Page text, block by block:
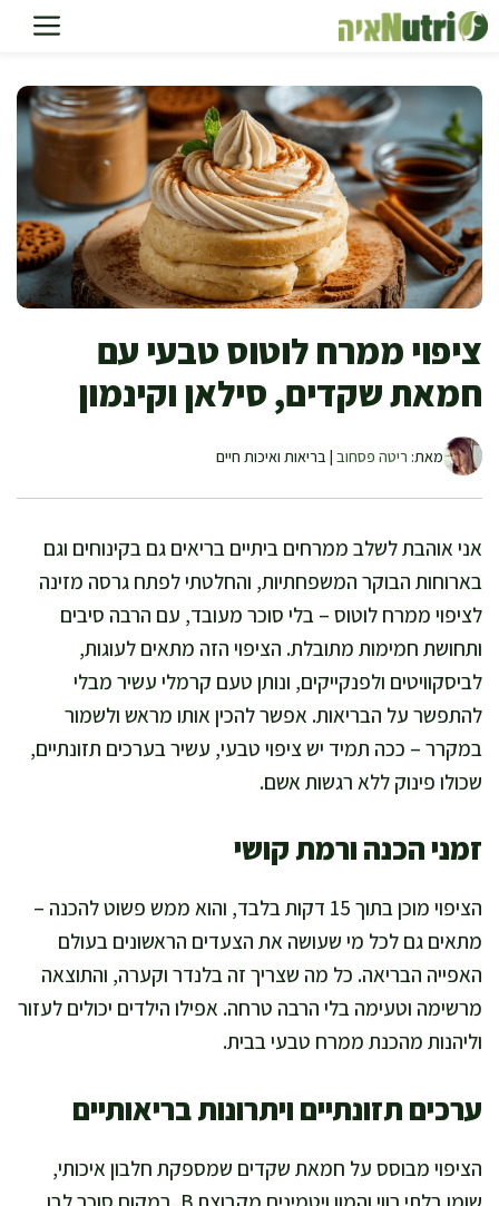
לדלג
לתוכן
ציפוי ממרח לוטוס טבעי עם
חמאת שקדים, סילאן וקינמון
מאת: ריטה פסחוב | בריאות ואיכות חיים
אני אוהבת לשלב ממרחים ביתיים בריאים גם בקינוחים וגם
בארוחות הבוקר המשפחתיות, והחלטתי לפתח גרסה מזינה
לציפוי ממרח לוטוס – בלי סוכר מעובד, עם הרבה סיבים
ותחושת חמימות מתובלת. הציפוי הזה מתאים לעוגות,
לביסקוויטים ולפנקייקים, ונותן טעם קרמלי עשיר מבלי
להתפשר על הבריאות. אפשר להכין אותו מראש ולשמור
במקרר – ככה תמיד יש ציפוי טבעי, עשיר בערכים תזונתיים,
שכולו פינוק ללא רגשות אשם.
זמני הכנה ורמת קושי
הציפוי מוכן בתוך 15 דקות בלבד, והוא ממש פשוט להכנה –
מתאים גם לכל מי שעושה את הצעדים הראשונים בעולם
האפייה הבריאה. כל מה שצריך זה בלנדר וקערה, והתוצאה
מרשימה וטעימה בלי הרבה טרחה. אפילו הילדים יכולים לעזור
וליהנות מהכנת ממרח טבעי בבית.
ערכים תזונתיים ויתרונות בריאותיים
הציפוי מבוסס על חמאת שקדים שמספקת חלבון איכותי,